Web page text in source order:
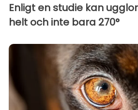
Enligt en studie kan
helt och inte bara 270°